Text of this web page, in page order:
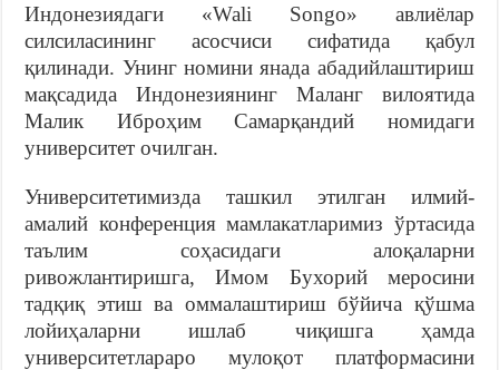
Индонезиядаги «Wali Songo» авлиёлар
силсиласининг асосчиси сифатида қабул
қилинади. Унинг номини янада абадийлаштириш
мақсадида Индонезиянинг Маланг вилоятида
Малик Иброҳим Самарқандий номидаги
университет очилган.
Университетимизда ташкил этилган илмий-
амалий конференция мамлакатларимиз ўртасида
таълим соҳасидаги алоқаларни
ривожлантиришга, Имом Бухорий меросини
тадқиқ этиш ва оммалаштириш бўйича қўшма
лойиҳаларни ишлаб чиқишга ҳамда
университетлараро мулоқот платформасини